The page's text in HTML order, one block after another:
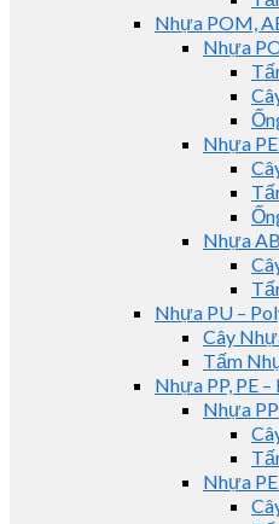
Nhựa POM,
Nhựa
Nhựa
Nhựa
Nhựa PU –
Cây
Tấm
Nhựa PP, PE
Nhựa PP
Nhựa